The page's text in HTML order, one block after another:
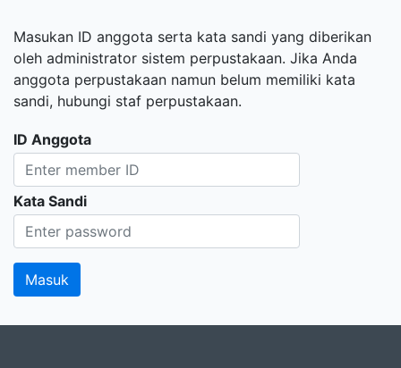
Masukan ID anggota serta kata sandi yang diberikan
oleh administrator sistem perpustakaan. Jika Anda
anggota perpustakaan namun belum memiliki kata
sandi, hubungi staf perpustakaan.
ID Anggota
Kata Sandi